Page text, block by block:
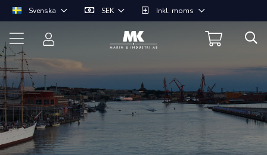
Svenska SEK Inkl. moms